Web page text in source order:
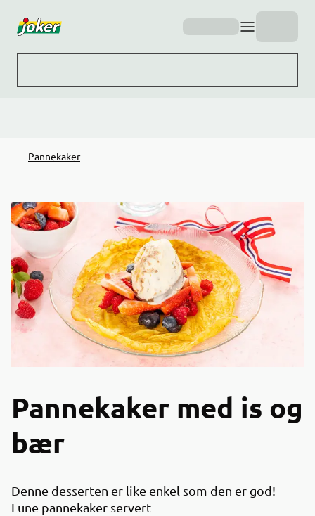
Pannekaker
Pannekaker med is og
bær
Denne desserten er like enkel som den er god!
Lune pannekaker servert